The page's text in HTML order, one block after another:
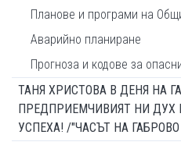
Планове и програми на
Аварийно планиране
Прогноза и кодове за
ТАНЯ ХРИСТОВА В ДЕНЯ НА
ПРЕДПРИЕМЧИВИЯТ НИ ДУХ
УСПЕХА! /"ЧАСЪТ НА